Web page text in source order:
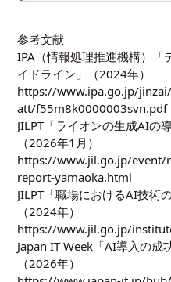
参考文献
IPA（情報処理推進機構）「
イドライン」（2024年）
https://www.ipa.go.jp/
att/f55m8k0000003svn.pdf
JILPT「ライオンの生成AIの
（2026年1月）
https://www.jil.go.jp/
report-yamaoka.html
JILPT「職場におけるAI技術
（2024年）
https://www.jil.go.jp/
Japan IT Week「AI導入の成
（2026年）